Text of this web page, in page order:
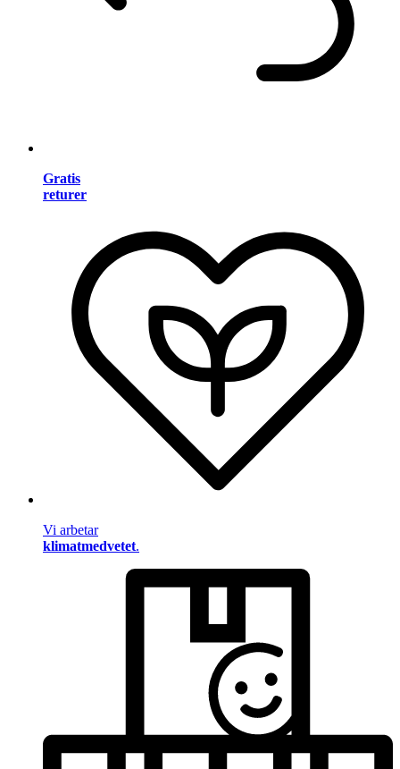
Gratis
returer
Vi arbetar
klimatmedvetet.